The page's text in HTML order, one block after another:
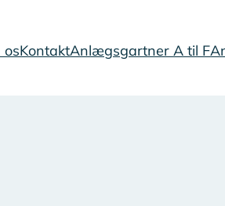
osKontaktAnlægsgartner A til F